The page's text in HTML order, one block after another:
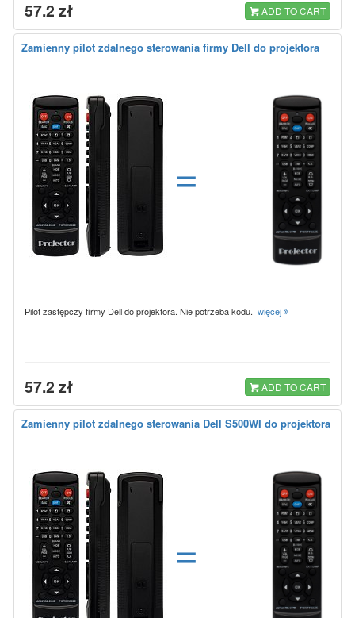
57.2 zł ADD TO CART
Zamienny pilot zdalnego sterowania firmy Dell do projektora
=
Pilot zastępczy firmy Dell do projektora. Nie potrzeba kodu. więcej
57.2 zł ADD TO CART
Zamienny pilot zdalnego sterowania Dell S500WI do projektora
=